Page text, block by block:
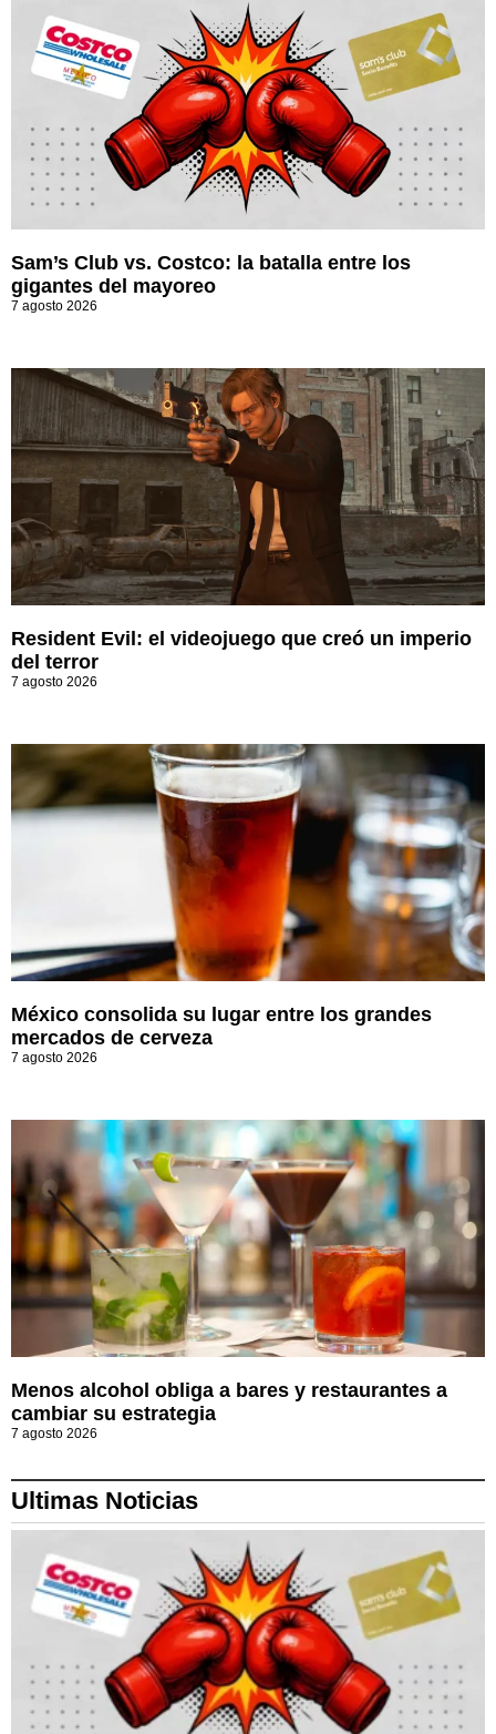
Sam’s Club vs. Costco: la batalla entre los
gigantes del mayoreo
7 agosto 2026
Resident Evil: el videojuego que creó un imperio
del terror
7 agosto 2026
México consolida su lugar entre los grandes
mercados de cerveza
7 agosto 2026
Menos alcohol obliga a bares y restaurantes a
cambiar su estrategia
7 agosto 2026
Ultimas Noticias